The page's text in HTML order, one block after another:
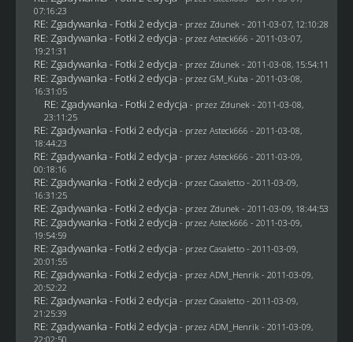
07:16:23
RE: Zgadywanka - Fotki 2 edycja - przez Zdunek - 2011-03-07, 12:10:28
RE: Zgadywanka - Fotki 2 edycja - przez Asteck666 - 2011-03-07,
19:21:31
RE: Zgadywanka - Fotki 2 edycja - przez Zdunek - 2011-03-08, 15:54:11
RE: Zgadywanka - Fotki 2 edycja - przez GM_Kuba - 2011-03-08,
16:31:05
RE: Zgadywanka - Fotki 2 edycja - przez Zdunek - 2011-03-08,
23:11:25
RE: Zgadywanka - Fotki 2 edycja - przez Asteck666 - 2011-03-08,
18:44:23
RE: Zgadywanka - Fotki 2 edycja - przez Asteck666 - 2011-03-09,
00:18:16
RE: Zgadywanka - Fotki 2 edycja - przez Casaletto- 2011-03-09,
16:31:25
RE: Zgadywanka - Fotki 2 edycja - przez Zdunek - 2011-03-09, 18:44:53
RE: Zgadywanka - Fotki 2 edycja - przez Asteck666 - 2011-03-09,
19:54:59
RE: Zgadywanka - Fotki 2 edycja - przez Casaletto- 2011-03-09,
20:01:55
RE: Zgadywanka - Fotki 2 edycja - przez ADM_Henrik - 2011-03-09,
20:52:22
RE: Zgadywanka - Fotki 2 edycja - przez Casaletto- 2011-03-09,
21:25:39
RE: Zgadywanka - Fotki 2 edycja - przez ADM_Henrik - 2011-03-09,
22:02:50